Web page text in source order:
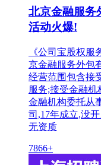
北京金融服务
活动火爆!
《公司宝股权
京金融服务外包
经营范围包含接
服务;接受金融
金融机构委托从
司,17年成立,没
无资质
7866+